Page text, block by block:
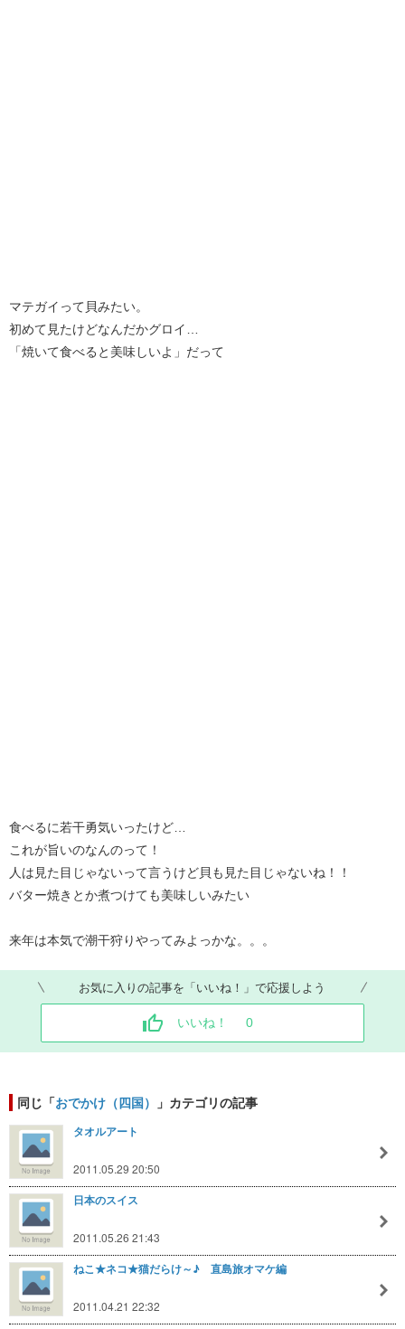
マテガイって貝みたい。
初めて見たけどなんだかグロイ…
「焼いて食べると美味しいよ」だって
食べるに若干勇気いったけど…
これが旨いのなんのって！
人は見た目じゃないって言うけど貝も見た目じゃないね！！
バター焼きとか煮つけても美味しいみたい
来年は本気で潮干狩りやってみよっかな。。。
お気に入りの記事を「いいね！」で応援しよう
いいね！ 0
同じ「おでかけ（四国） 」カテゴリの記事
タオルアート
2011.05.29 20:50
日本のスイス
2011.05.26 21:43
ねこ★ネコ★猫だらけ～♪ 直島旅オマケ編
2011.04.21 22:32